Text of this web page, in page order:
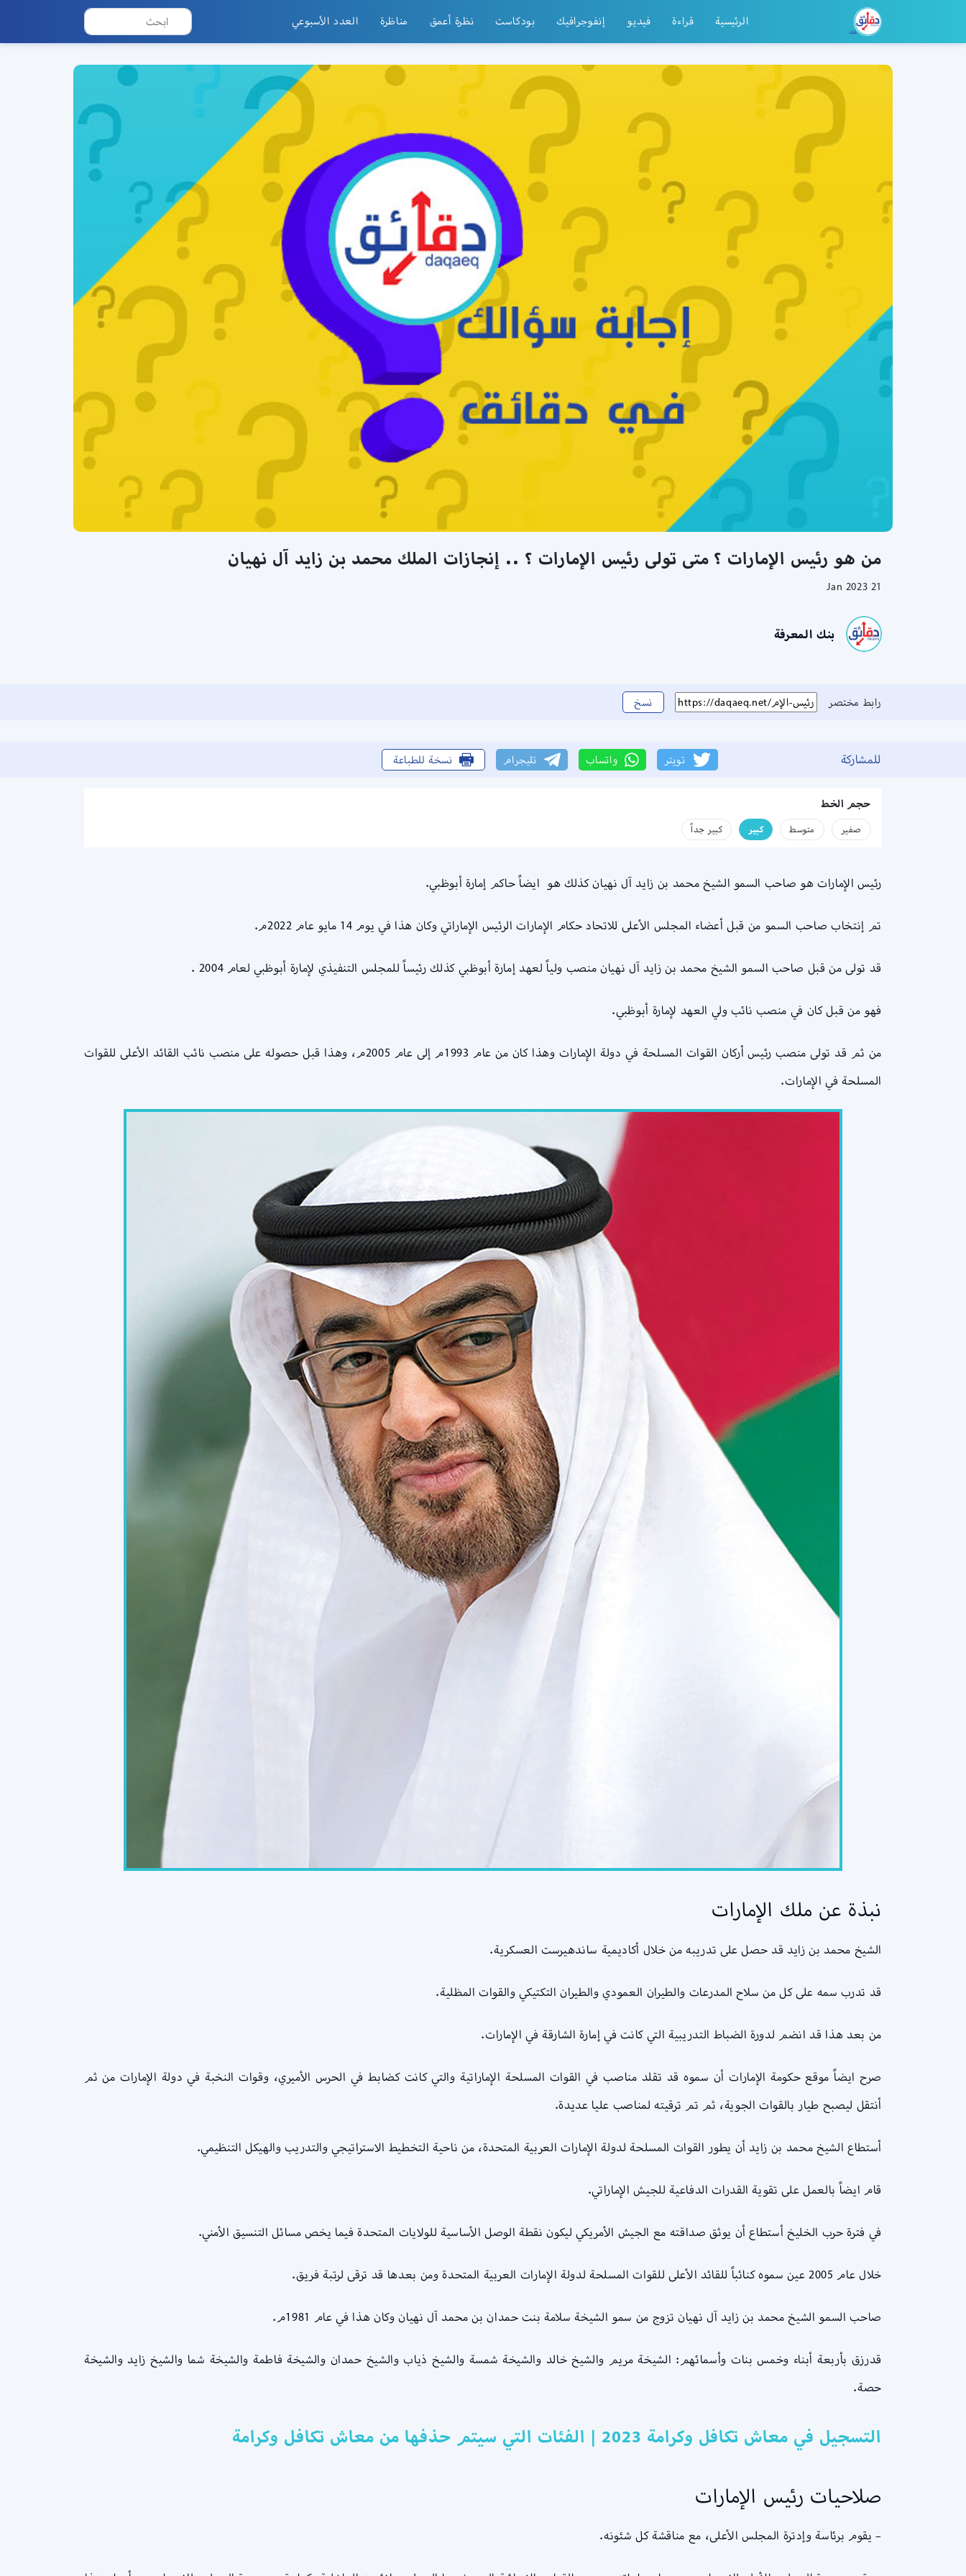
الرئيسية قراءة فيديو إنفوجرافيك بودكاست نظرة أعمق مناظرة العدد الأسبوعي
من هو رئيس الإمارات ؟ متى تولى رئيس الإمارات ؟ .. إنجازات الملك محمد بن زايد آل نهيان
21 Jan 2023
بنك المعرفة
رابط مختصر نسخ
للمشاركة تويتر واتساب تليجرام نسخة للطباعة
حجم الخط
صفير متوسط كبير كبير جداً
رئيس الإمارات هو صاحب السمو الشيخ محمد بن زايد آل نهيان كذلك هو ايضاً حاكم إمارة أبوظبي.
تم إنتخاب صاحب السمو من قبل أعضاء المجلس الأعلى للاتحاد حكام الإمارات الرئيس الإماراتي وكان هذا في يوم 14 مايو عام 2022م.​
قد تولى من قبل صاحب السمو الشيخ محمد بن زايد آل نهيان منصب ولياً لعهد إمارة أبوظبي كذلك رئيساً للمجلس التنفيذي لإمارة أبوظبي لعام 2004 .
فهو من قبل كان في منصب نائب ولي العهد لإمارة أبوظبي.
من ثم قد تولى منصب رئيس أركان القوات المسلحة في دولة الإمارات وهذا كان من عام 1993م إلى عام 2005م، وهذا قبل حصوله على منصب نائب القائد الأعلى للقوات
المسلحة في الإمارات.
نبذة عن ملك الإمارات
الشيخ محمد بن زايد قد حصل على تدريبه من خلال أكاديمية ساندهيرست العسكرية.
قد تدرب سمه على كل من سلاح المدرعات والطيران العمودي والطيران التكتيكي والقوات المظلية.
من بعد هذا قد انضم لدورة الضباط التدريبية التي كانت في إمارة الشارقة في الإمارات.
صرح ايضاً موقع حكومة الإمارات أن سموه قد تقلد مناصب في القوات المسلحة الإماراتية والتي كانت كضابط في الحرس الأميري، وقوات النخبة في دولة الإمارات من ثم
أنتقل ليصبح طيار بالقوات الجوية، ثم تم ترقيته لمناصب عليا عديدة.
أستطاع الشيخ محمد بن زايد أن يطور القوات المسلحة لدولة الإمارات العربية المتحدة، من ناحية التخطيط الاستراتيجي والتدريب والهيكل التنظيمي.
قام ايضاً بالعمل على تقوية القدرات الدفاعية للجيش الإماراتي.
في فترة حرب الخليخ أستطاع أن يوثق صداقته مع الجيش الأمريكي ليكون نقطة الوصل الأساسية للولايات المتحدة فيما يخص مسائل التنسيق الأمني.
خلال عام 2005 عين سموه كنائباً للقائد الأعلى للقوات المسلحة لدولة الإمارات العربية المتحدة ومن بعدها قد ترقى لرتبة فريق.
صاحب السمو الشيخ محمد بن زايد آل نهيان تزوج من سمو الشيخة سلامة بنت حمدان بن محمد آل نهيان وكان هذا في عام 1981م.
قدرزق بأربعة أبناء وخمس بنات وأسمائهم: الشيخة مريم والشيخ خالد والشيخة شمسة والشيخ ذياب والشيخ حمدان والشيخة فاطمة والشيخة شما والشيخ زايد والشيخة
حصة.​
التسجيل في معاش تكافل وكرامة 2023 | الفئات التي سيتم حذفها من معاش تكافل وكرامة
صلاحيات رئيس الإمارات
– يقوم برئاسة وإدترة المجلس الأعلى، مع مناقشة كل شئونه.